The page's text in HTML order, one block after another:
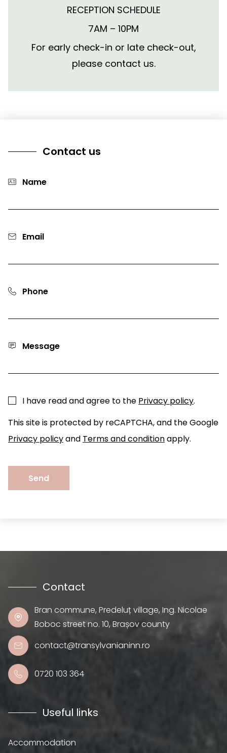
RECEPTION SCHEDULE
7AM – 10PM
For early check-in or late check-out,
please contact us.
Contact us
Name
Email
Phone
Message
I have read and agree to the Privacy policy.
This site is protected by reCAPTCHA, and the Google
Privacy policyand Terms and conditionapply.
Send
Contact
Bran commune, Predeluț village, Ing. Nicolae
Boboc street no. 10, Brașov county
contact@transylvanianinn.ro
0720 103 364
Useful links
Accommodation